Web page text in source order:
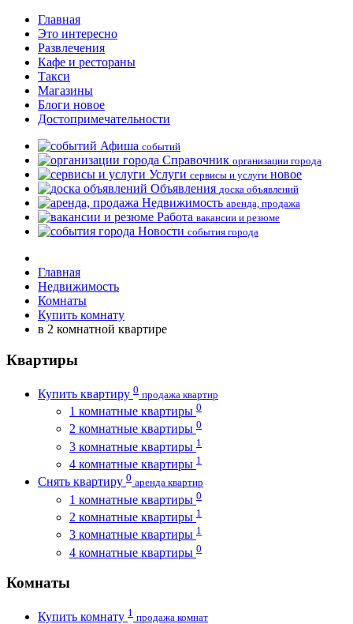
Главная
Это интересно
Развлечения
Кафе и рестораны
Такси
Магазины
Блоги новое
Достопримечательности
Афиша событий
Справочник организации города
Услуги сервисы и услуги новое
Объявления доска объявлений
Недвижимость аренда, продажа
Работа вакансии и резюме
Новости события города
Главная
Недвижимость
Комнаты
Купить комнату
в 2 комнатной квартире
Квартиры
Купить квартиру 0 продажа квартир
1 комнатные квартиры 0
2 комнатные квартиры 0
3 комнатные квартиры 1
4 комнатные квартиры 1
Снять квартиру 0 аренда квартир
1 комнатные квартиры 0
2 комнатные квартиры 1
3 комнатные квартиры 1
4 комнатные квартиры 0
Комнаты
Купить комнату 1 продажа комнат